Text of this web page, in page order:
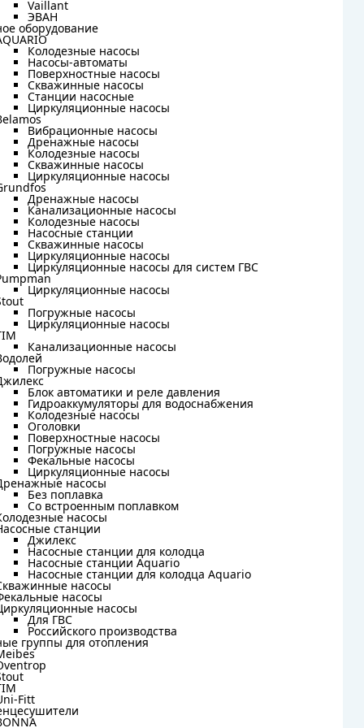
Vaillant
ЭВАН
оборудование
Колодезные насосы
Насосы-автоматы
Поверхностные насосы
Скважинные насосы
Станции насосные
Циркуляционные насосы
Вибрационные насосы
Дренажные насосы
Колодезные насосы
Скважинные насосы
Циркуляционные насосы
Дренажные насосы
Канализационные насосы
Колодезные насосы
Насосные станции
Скважинные насосы
Циркуляционные насосы
Циркуляционные насосы для систем ГВС
Циркуляционные насосы
Погружные насосы
Циркуляционные насосы
Канализационные насосы
Погружные насосы
Блок автоматики и реле давления
Гидроаккумуляторы для водоснабжения
Колодезные насосы
Оголовки
Поверхностные насосы
Погружные насосы
Фекальные насосы
Циркуляционные насосы
насосы
Без поплавка
Со встроенным поплавком
насосы
станции
Джилекс
Насосные станции для колодца
Насосные станции Aquario
Насосные станции для колодца Aquario
насосы
насосы
насосы
Для ГВС
Российского производства
группы для отопления
Fitt
Vaillant
ЭВАН
оборудование
Колодезные насосы
Насосы-автоматы
Поверхностные насосы
Скважинные насосы
Станции насосные
Циркуляционные насосы
Вибрационные насосы
Дренажные насосы
Колодезные насосы
Скважинные насосы
Циркуляционные насосы
Дренажные насосы
Канализационные насосы
Колодезные насосы
Насосные станции
Скважинные насосы
Циркуляционные насосы
Циркуляционные насосы для систем ГВС
Циркуляционные насосы
Погружные насосы
Циркуляционные насосы
Канализационные насосы
Погружные насосы
Блок автоматики и реле давления
Гидроаккумуляторы для водоснабжения
Колодезные насосы
Оголовки
Поверхностные насосы
Погружные насосы
Фекальные насосы
Циркуляционные насосы
насосы
Без поплавка
Со встроенным поплавком
насосы
станции
Джилекс
Насосные станции для колодца
Насосные станции Aquario
Насосные станции для колодца Aquario
насосы
насосы
насосы
Для ГВС
Российского производства
группы для отопления
Fitt